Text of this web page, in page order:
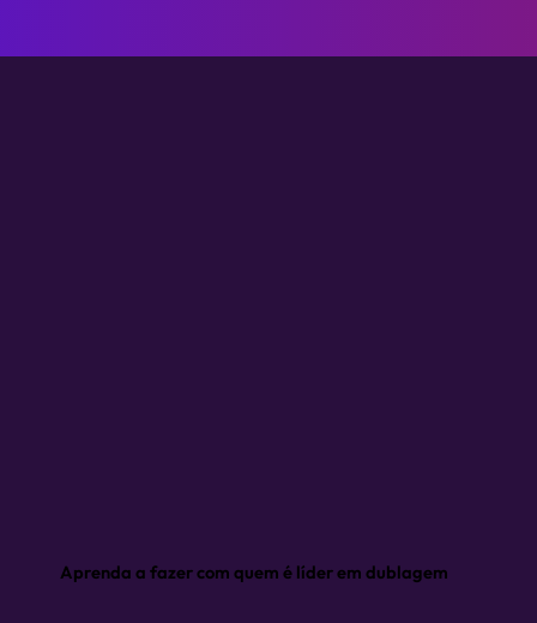
Aprenda a fazer com quem é líder em dublagem